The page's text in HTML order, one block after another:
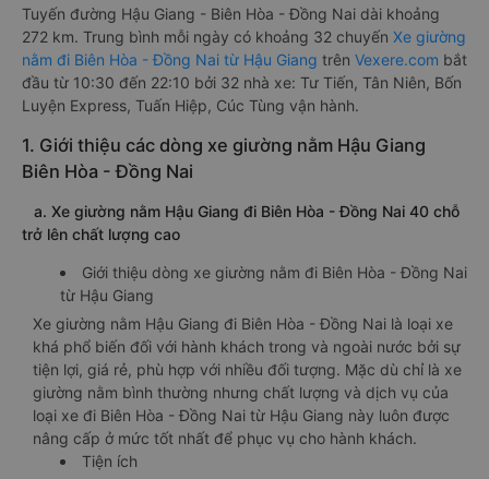
Tuyến đường Hậu Giang - Biên Hòa - Đồng Nai dài khoảng
272 km. Trung bình mỗi ngày có khoảng 32 chuyến Xe giường
nằm đi Biên Hòa - Đồng Nai từ Hậu Giang trên Vexere.com bắt
đầu từ 10:30 đến 22:10 bởi 32 nhà xe: Tư Tiến, Tân Niên, Bốn
Luyện Express, Tuấn Hiệp, Cúc Tùng vận hành.
1. Giới thiệu các dòng xe giường nằm Hậu Giang
Biên Hòa - Đồng Nai
a. Xe giường nằm Hậu Giang đi Biên Hòa - Đồng Nai 40 chỗ
trở lên chất lượng cao
Giới thiệu dòng xe giường nằm đi Biên Hòa - Đồng Nai
từ Hậu Giang
Xe giường nằm Hậu Giang đi Biên Hòa - Đồng Nai là loại xe
khá phổ biến đối với hành khách trong và ngoài nước bởi sự
tiện lợi, giá rẻ, phù hợp với nhiều đối tượng. Mặc dù chỉ là xe
giường nằm bình thường nhưng chất lượng và dịch vụ của
loại xe đi Biên Hòa - Đồng Nai từ Hậu Giang này luôn được
nâng cấp ở mức tốt nhất để phục vụ cho hành khách.
Tiện ích